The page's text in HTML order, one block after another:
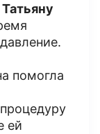
помогла
ей